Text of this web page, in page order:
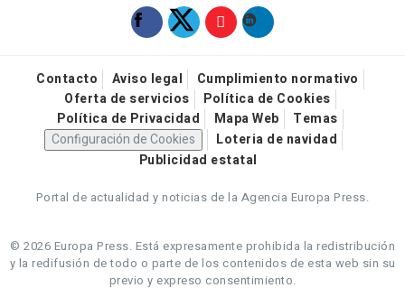
Contacto Aviso legal
Cumplimiento normativo
Oferta de servicios
Política de Cookies
Política de Privacidad
Mapa Web
Temas
Configuración de Cookies
Loteria de navidad
Publicidad estatal
Portal de actualidad y noticias de la Agencia Europa Press.
© 2026 Europa Press. Está expresamente prohibida la redistribución
y la redifusión de todo o parte de los contenidos de esta web sin su
previo y expreso consentimiento.